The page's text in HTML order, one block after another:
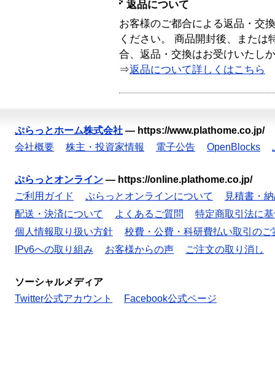
返品について
お客様のご都合による返品・交
ください。 商品開封後、または
合、返品・交換はお受けいたし
⇒返品について詳しくはこちら
ぷらっとホーム株式会社 — https://www.plathome.co.jp/
会社概要
株主・投資家情報 電子公告 OpenBlocks
ぷらっとオンライン — https://online.plathome.co.jp/
ご利用ガイド
ぷらっとオンラインについて
見積書・
配送・決済について
よくあるご質問
特定商取引法に
個人情報取り扱い方針
校費・公費・科研費払い取引のご
IPv6への取り組み
お客様からの声 ご注文の取り消し
ソーシャルメディア
Twitter公式アカウント
Facebook公式ページ